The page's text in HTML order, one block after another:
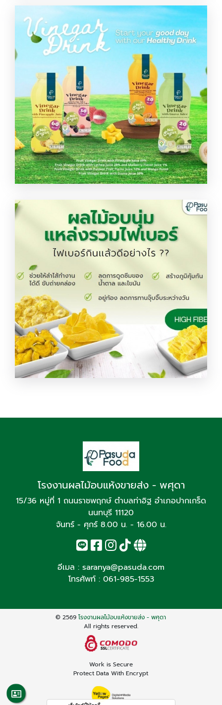
โรงงานผลไม้อบแห้งขายส่ง - พศุดา
15/36 หมู่ที่ 1 ถนนราชพฤกษ์ ตำบลท่าอิฐ อำเภอปากเกร็ด
นนทบุรี 11120
จันทร์ - ศุกร์ 8.00 น. - 16.00 น.
อีเมล : saranya@pasuda.com
โทรศัพท์ : 061-985-1553
© 2569โรงงานผลไม้อบแห้งขายส่ง - พศุดา
All rights reserved.
Work is Secure
Protect Data With Encrypt